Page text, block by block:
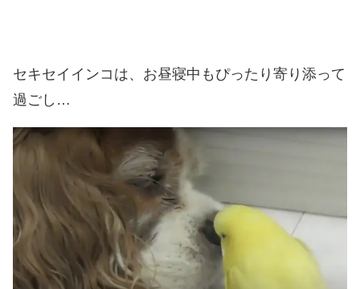
セキセイインコは、お昼寝中もぴったり寄り添って
過ごし…